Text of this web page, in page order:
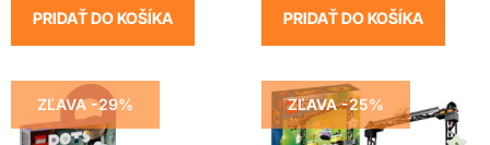
PRIDAŤ DO KOŠÍKA PRIDAŤ DO KOŠÍKA
ZĽAVA -29% ZĽAVA -25%